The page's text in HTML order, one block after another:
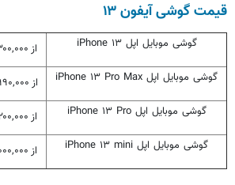
قیمت گوشی آیفون ۱۳
گوشی موبایل اپل iPhone ۱۳
از ۳۹,۳۰۰,۰۰۰ تا ۴۹,۲۰۰,۰۰۰ تومان
گوشی موبایل اپل iPhone ۱۳ Pro Max
از ۶۹,۹۹۰,۰۰۰ تا ۱۴۹,۹۰۰,۰۰۰ تومان
گوشی موبایل اپل iPhone ۱۳ Pro
از ۵۴,۲۰۰,۰۰۰ تا ۱۱۸,۰۰۰,۰۰۰ تومان
گوشی موبایل اپل iPhone ۱۳ mini
از ۶۳,۰۰۰,۰۰۰ تا ۱۰۲,۰۰۰,۰۰۰ تومان